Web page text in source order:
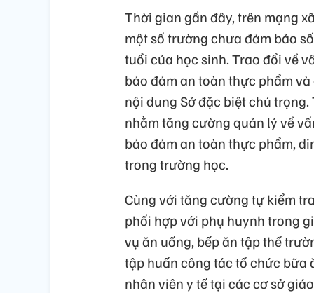
Thời gian gần đây, trên mạng
một số trường chưa đảm bảo
tuổi của học sinh. Trao đổi về
bảo đảm an toàn thực phẩm
nội dung Sở đặc biệt chú
nhằm tăng cường quản lý về
bảo đảm an toàn thực phẩm,
trong trường học.
Cùng với tăng cường tự kiểm
phối hợp với phụ huynh trong
vụ ăn uống, bếp ăn tập thể
tập huấn công tác tổ chức bữa
nhân viên y tế tại các cơ sở